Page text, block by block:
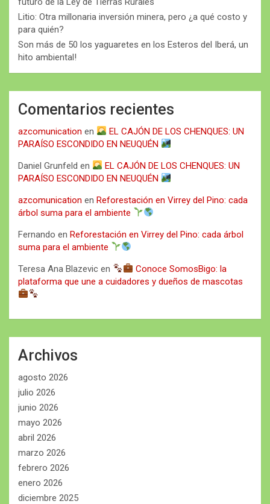
Litio: Otra millonaria inversión minera, pero ¿a qué costo y
para quién?
Son más de 50 los yaguaretes en los Esteros del Iberá, un
hito ambiental!
Comentarios recientes
azcomunication en
EL CAJÓN DE LOS CHENQUES: UN
PARAÍSO ESCONDIDO EN NEUQUÉN
Daniel Grunfeld en
EL CAJÓN DE LOS CHENQUES: UN
PARAÍSO ESCONDIDO EN NEUQUÉN
azcomunication en Reforestación en Virrey del Pino: cada
árbol suma para el ambiente
Fernando en Reforestación en Virrey del Pino: cada árbol
suma para el ambiente
Teresa Ana Blazevic en
Conoce SomosBigo: la
plataforma que une a cuidadores y dueños de mascotas
Archivos
agosto 2026
julio 2026
junio 2026
mayo 2026
abril 2026
marzo 2026
febrero 2026
enero 2026
diciembre 2025